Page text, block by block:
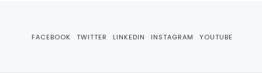
FACEBOOK TWITTER LINKEDIN INSTAGRAM YOUTUBE